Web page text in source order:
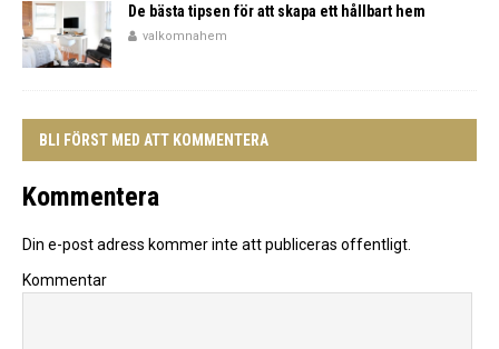
De bästa tipsen för att skapa ett hållbart hem
valkomnahem
BLI FÖRST MED ATT KOMMENTERA
Kommentera
Din e-post adress kommer inte att publiceras offentligt.
Kommentar